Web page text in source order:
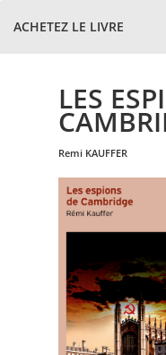
ACHETEZ LE LIVRE
LES
remi KAUFFER